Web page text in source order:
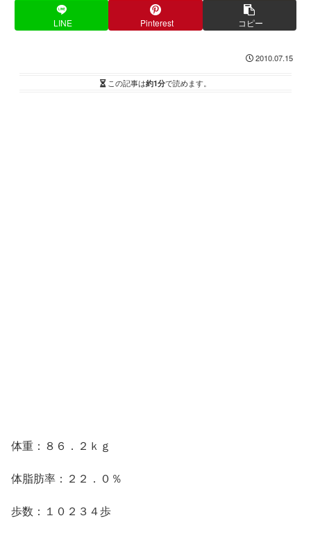
LINE Pinterest コピー
2010.07.15
この記事は約1分で読めます。
体重：８６．２ｋｇ
体脂肪率：２２．０％
歩数：１０２３４歩